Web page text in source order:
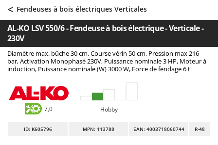
Accessoires pour tracteurs tondeuses autoportés
Aérateurs Scarificateurs pour gazon
Arracheuses de pommes de terre pour tracteur
Aspirateurs - Balais Électriques
Aspirateurs à cendres
Aspirateurs à feuilles sur roues
Aspirateurs de piscine
Aspirateurs Multifonctions
AgriEuro Premium
AgriEuro TOP-LINE
Aima
Airmec
ALA 2000
Alce
< Fendeuses à bois électriques Verticales
AL-KO LSV 550/6 - Fendeuse à bois électrique - Verticale -
230V
Diamètre max. bûche 30 cm, Course vérin 50 cm, Pression max 216
bar, Activation Monophasé 230V, Puissance nominale 3 HP, Moteur à
induction, Puissance nominale (W) 3000 W, Force de fendage 6 t
7,0 Hobby
ID: K605796 MPN: 113788 EAN: 4003718060744 R-48